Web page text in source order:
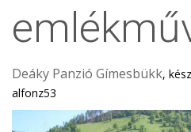
Deáky Panzió Gímesbükk,
alfonz53